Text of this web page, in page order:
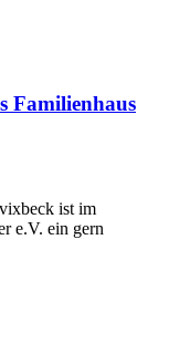
Familienhaus
ist im
e.V. ein gern